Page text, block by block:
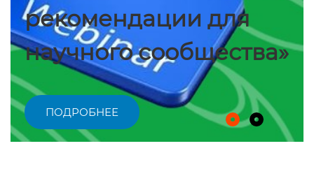
рекомендации для
научного сообщества»
ПОДРОБНЕЕ